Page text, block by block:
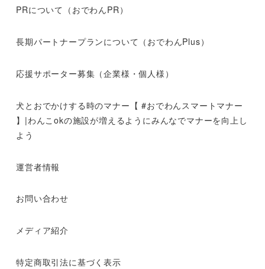
PRについて（おでわんPR）
長期パートナープランについて（おでわんPlus）
応援サポーター募集（企業様・個人様）
犬とおでかけする時のマナー【 #おでわんスマートマナー
】|わんこokの施設が増えるようにみんなでマナーを向上し
よう
運営者情報
お問い合わせ
メディア紹介
特定商取引法に基づく表示